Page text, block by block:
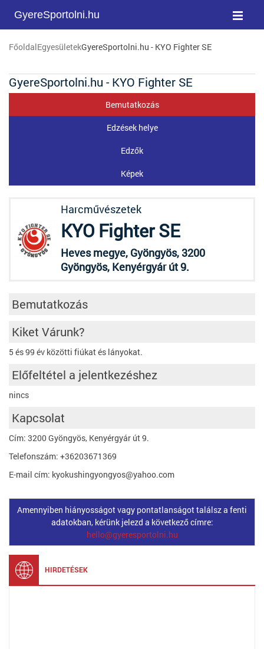
GyereSportolni.hu
FőoldalEgyesületekGyereSportolni.hu - KYO Fighter SE
GyereSportolni.hu - KYO Fighter SE
Bemutatkozás
Edzések helye
Edzők
Képek
Harcművészetek
KYO Fighter SE
Heves megye, Gyöngyös, 3200
Gyöngyös, Kenyérgyár út 9.
Bemutatkozás
Kiket Várunk?
5 és 99 év közötti fiúkat és lányokat.
Előfeltétel a jelentkezéshez
nincs
Kapcsolat
Cím: 3200 Gyöngyös, Kenyérgyár út 9.
Telefonszám: +36203671369
E-mail cím: kyokushingyongyos@yahoo.com
Amennyiben hiányosságot vagy pontatlanságot találsz a fenti
adatokban, kérünk jelezd a következő címre:
hello@gyeresportolni.hu
HIRDETÉSEK